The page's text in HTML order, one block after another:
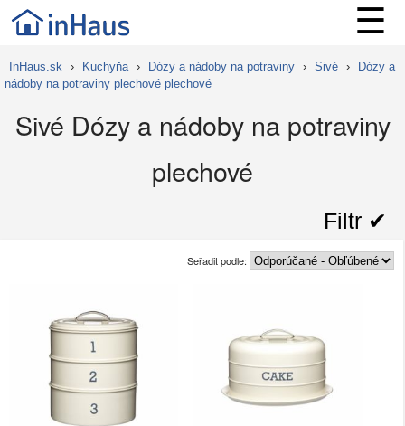
☰
InHaus.sk › Kuchyňa › Dózy a nádoby na potraviny › Sivé ›
Dózy a
nádoby na potraviny plechové plechové
Sivé Dózy a nádoby na potraviny
plechové
Filtr ✔︎
Seřadit podle: